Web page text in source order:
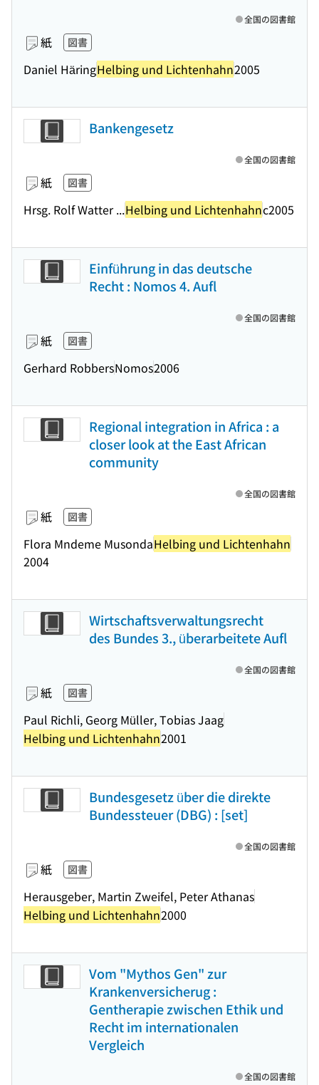
紙 図書
Daniel HäringHelbing und Lichtenhahn2005
全国の図書館
Bankengesetz
紙 図書
Hrsg. Rolf Watter ...Helbing und Lichtenhahnc2005
全国の図書館
Einführung in das deutsche
Recht : Nomos 4. Aufl
紙 図書
Gerhard RobbersNomos2006
全国の図書館
Regional integration in Africa : a
closer look at the East African
community
紙 図書
Flora Mndeme MusondaHelbing und Lichtenhahn
2004
全国の図書館
Wirtschaftsverwaltungsrecht
des Bundes 3., überarbeitete Aufl
紙 図書
Paul Richli, Georg Müller, Tobias Jaag
Helbing und Lichtenhahn2001
全国の図書館
Bundesgesetz über die direkte
Bundessteuer (DBG) : [set]
紙 図書
Herausgeber, Martin Zweifel, Peter Athanas
Helbing und Lichtenhahn2000
全国の図書館
Vom "Mythos Gen" zur
Krankenversicherug :
Gentherapie zwischen Ethik und
Recht im internationalen
Vergleich
全国の図書館